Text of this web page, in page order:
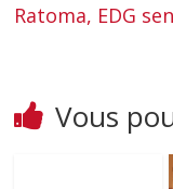
Ratoma, EDG
Vous